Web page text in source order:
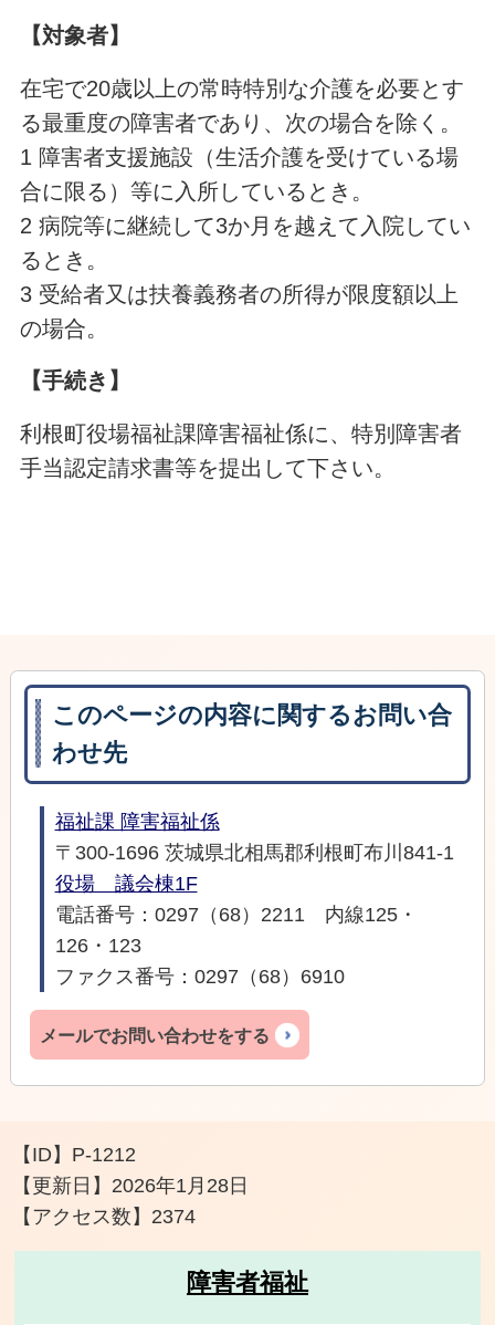
【対象者】
在宅で20歳以上の常時特別な介護を必要とす
る最重度の障害者であり、次の場合を除く。
1 障害者支援施設（生活介護を受けている場
合に限る）等に入所しているとき。
2 病院等に継続して3か月を越えて入院してい
るとき。
3 受給者又は扶養義務者の所得が限度額以上
の場合。
【手続き】
利根町役場福祉課障害福祉係に、特別障害者
手当認定請求書等を提出して下さい。
このページの内容に関するお問い合
わせ先
福祉課 障害福祉係
〒300-1696 茨城県北相馬郡利根町布川841-1
役場 議会棟1F
電話番号：0297（68）2211 内線125・
126・123
ファクス番号：0297（68）6910
メールでお問い合わせをする
【ID】 P-1212
【更新日】 2026年1月28日
【アクセス数】 2374
障害者福祉